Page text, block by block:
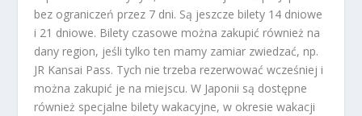
bez ograniczeń przez 7 dni. Są jeszcze bilety 14 dniowe
i 21 dniowe. Bilety czasowe można zakupić również na
dany region, jeśli tylko ten mamy zamiar zwiedzać, np.
JR Kansai Pass. Tych nie trzeba rezerwować wcześniej i
można zakupić je na miejscu. W Japonii są dostępne
również specjalne bilety wakacyjne, w okresie wakacji